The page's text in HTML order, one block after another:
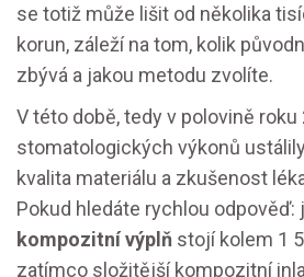
se totiž může lišit od několika
korun, záleží na tom, kolik
zbývá a jakou metodu zvolíte.
V této době, tedy v polovině roku
stomatologických výkonů
kvalita materiálu a zkušenost
Pokud hledáte rychlou odpověď:
kompozitní výplň stojí kolem 1
zatímco složitější kompozitní